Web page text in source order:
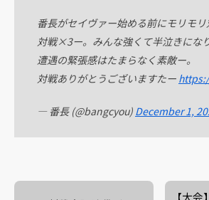
番長がセイヴァー始める前にモリモ
対戦×3ー。みんな強くて半泣きにな
遭遇の緊張感はたまらなく素敵ー。
対戦ありがとうございますたー
— 番長 (@bangcyou) December 1,
【大